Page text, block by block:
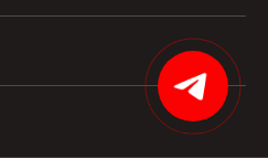
15%